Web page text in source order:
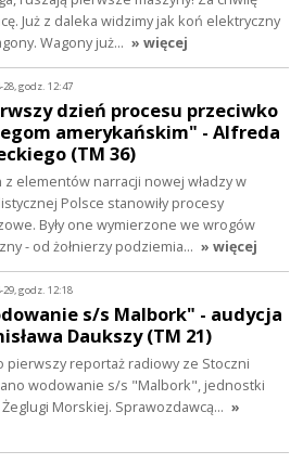
Już z daleka widzimy jak koń elektryczny
Wagony już… » więcej
28, godz. 12:47
dzień procesu przeciwko
amerykańskim" - Alfreda
(TM 36)
z elementów narracji nowej władzy w
Polsce stanowiły procesy
Były one wymierzone we wrogów
- od żołnierzy podziemia… » więcej
29, godz. 12:18
s/s Malbork" - audycja
Daukszy (TM 21)
pierwszy reportaż radiowy ze Stoczni
wodowanie s/s "Malbork", jednostki
Morskiej. Sprawozdawcą… »